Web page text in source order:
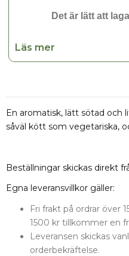
Det är lätt att
Vi har semester
Beställningar skickas
Egna leveransvillkor
Leveransen
Förpackningar för
görs på
leveranstider.
Ordrar skickas
fre.
Läs mer
En aromatisk, lätt sötad och
såväl kött som vegetariska,
Beställningar skickas direkt
Egna leveransvillkor gäller:
Fri frakt på ordrar över
1500 kr tillkommer en
Leveransen skickas
orderbekräftelse.